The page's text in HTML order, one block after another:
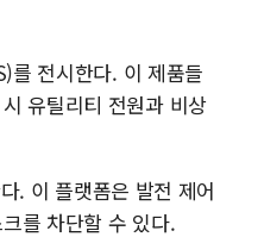
를 전시한다. 이 제품들
유틸리티 전원과 비상
. 이 플랫폼은 발전 제어
를 차단할 수 있다.